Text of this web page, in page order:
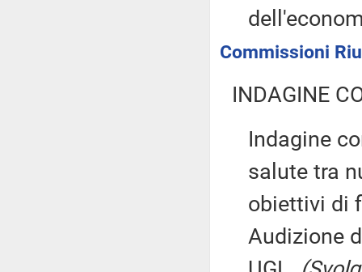
Commissioni
INDAGINE
Indagine
salute tra
obiettivi di
Audizione